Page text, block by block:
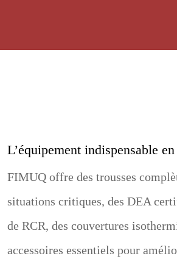
L’équipement indispensable
FIMUQ offre des trousses
situations critiques, des DEA
de RCR, des couvertures
accessoires essentiels pour